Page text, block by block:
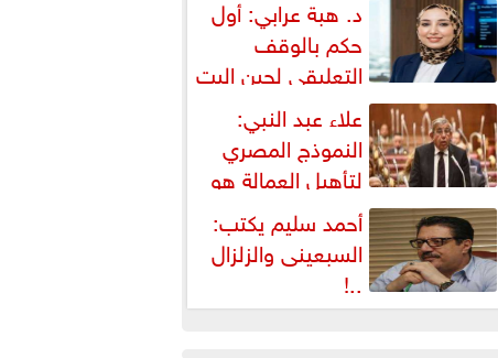
د. هبة عرابي: أول
حكم بالوقف
التعليقي لحين البت
في الطعن على... علاء عبد النبي:
النموذج المصري
لتأهيل العمالة هو
البديل العملي والأمثل لأزمات...
أحمد سليم يكتب:
السبعينى والزلزال
..!